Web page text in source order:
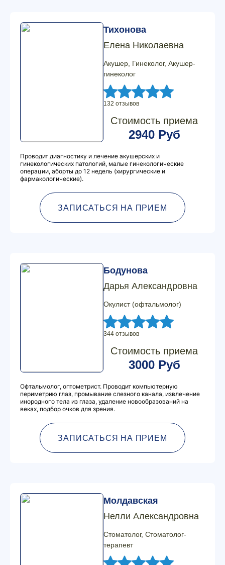
Тихонова
Елена Николаевна
Акушер, Гинеколог, Акушер-
гинеколог
132 отзывов
Стоимость приема
2940 Руб
Проводит диагностику и лечение акушерских и
гинекологических патологий, малые гинекологические
операции, аборты до 12 недель (хирургические и
фармакологические).
ЗАПИСАТЬСЯ НА ПРИЕМ
Бодунова
Дарья Александровна
Окулист (офтальмолог)
344 отзывов
Стоимость приема
3000 Руб
Офтальмолог, оптометрист. Проводит компьютерную
периметрию глаз, промывание слезного канала, извлечение
инородного тела из глаза, удаление новообразований на
веках, подбор очков для зрения.
ЗАПИСАТЬСЯ НА ПРИЕМ
Молдавская
Нелли Александровна
Стоматолог, Стоматолог-
терапевт